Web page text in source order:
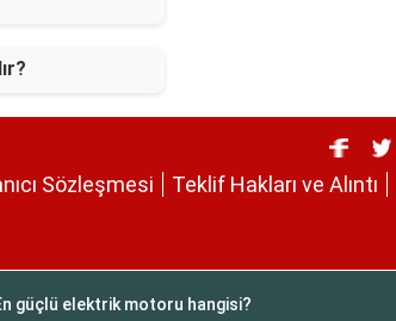
Sözleşmesi Teklif Hakları ve Alıntı
güçlü elektrik motoru hangisi?